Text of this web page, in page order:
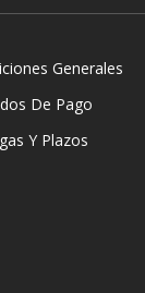
Generales
De Pago
Y Plazos